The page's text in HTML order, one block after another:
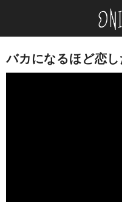
バカになるほど恋